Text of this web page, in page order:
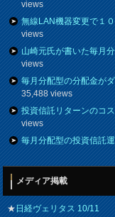
views
無線LAN機器変更で１
views
山崎元氏が書いた毎月
views
毎月分配型の分配金が
35,488 views
投資信託リターンのコ
views
毎月分配型の投資信託
メディア掲載
★日経ヴェリタス 10/11